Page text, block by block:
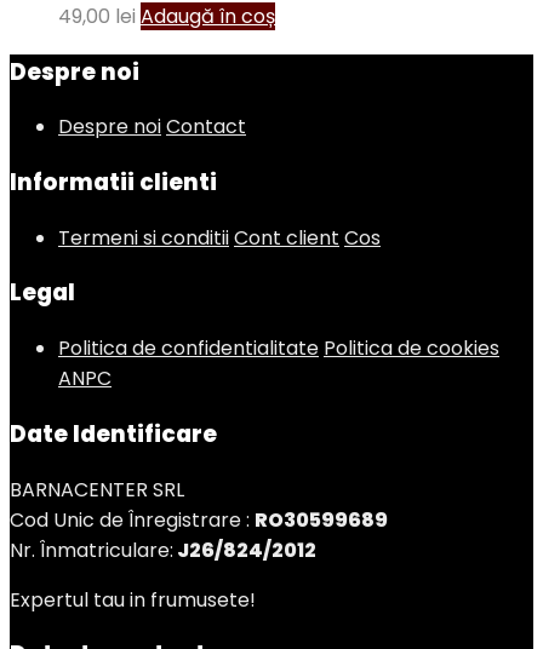
49,00 lei Adaugă în coș
Despre noi
Despre noiContact
Informatii clienti
Termeni si conditiiCont client Cos
Legal
Politica de confidentialitate Politica de cookies
ANPC
Date Identificare
BARNACENTER SRL
Cod Unic de Înregistrare : RO30599689
Nr. Înmatriculare: J26/824/2012
Expertul tau in frumusete!